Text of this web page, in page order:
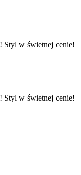
Styl w świetnej cenie!
Styl w świetnej cenie!